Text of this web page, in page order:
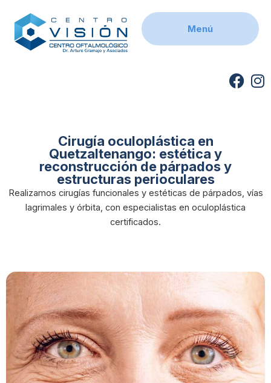
content
Menú
F
I
m
Cirugía oculoplástica en
Quetzaltenango: estética y
reconstrucción de párpados y
estructuras perioculares
Realizamos cirugías funcionales y estéticas de párpados, vías
lagrimales y órbita, con especialistas en oculoplástica
certificados.